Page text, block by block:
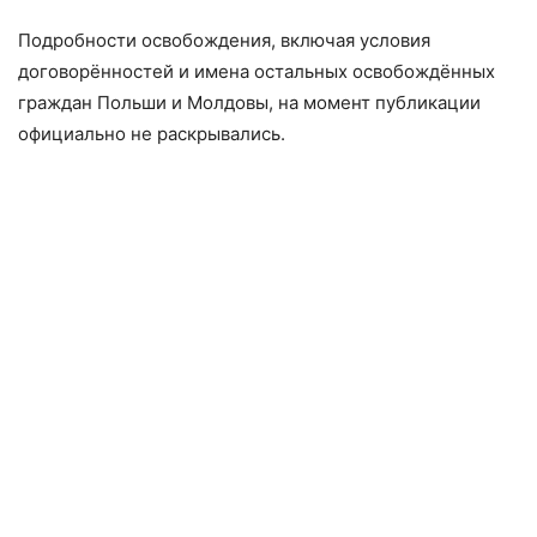
Подробности освобождения, включая условия
договорённостей и имена остальных освобождённых
граждан Польши и Молдовы, на момент публикации
официально не раскрывались.